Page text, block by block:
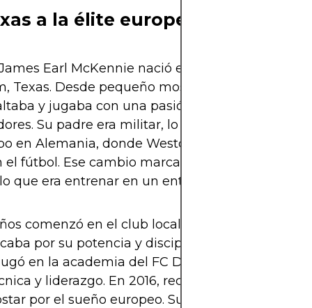
a la élite europea
Earl McKennie nació el 28 de agosto de
Texas. Desde pequeño mostró una energía
y jugaba con una pasión que sorprendía a
Su padre era militar, lo que llevó a la
en Alemania, donde Weston dio sus primeros
el fútbol. Ese cambio marcaría su destino,
que era entrenar en un entorno europeo
comenzó en el club local FC Phönix
por su potencia y disciplina. De regreso en
en la academia del FC Dallas, donde
y liderazgo. En 2016, rechazó una beca
por el sueño europeo. Su decisión valiente lo